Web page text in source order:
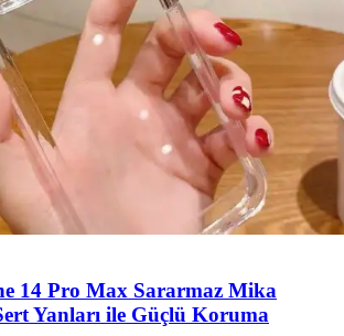
14 Pro Max Sararmaz Mika
Yanları ile Güçlü Koruma